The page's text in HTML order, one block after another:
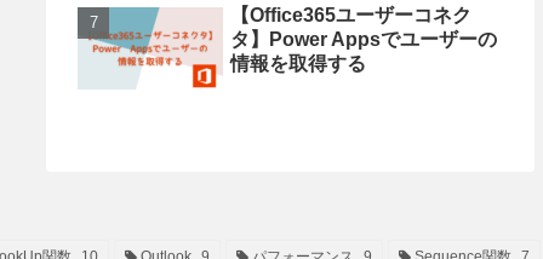
【Office365ユーザーコネク
タ】Power Appsでユーザーの
情報を取得する